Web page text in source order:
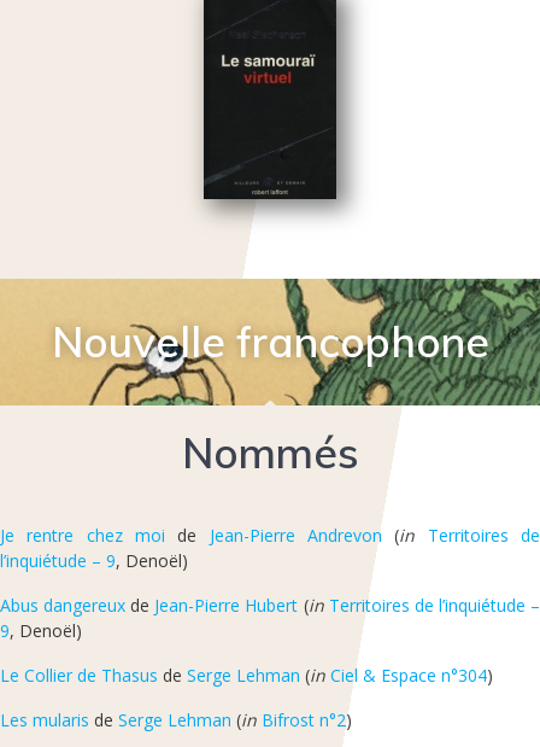
Nouvelle francophone
Nommés
Je rentre chez moi de Jean-Pierre Andrevon (in
Territoires de
l’inquiétude – 9, Denoël)
Abus dangereux de Jean-Pierre Hubert (in Territoires de l’inquiétude –
9, Denoël)
Le Collier de Thasus de Serge Lehman (in Ciel & Espace n°304)
Les mularis de Serge Lehman (in Bifrost n°2)